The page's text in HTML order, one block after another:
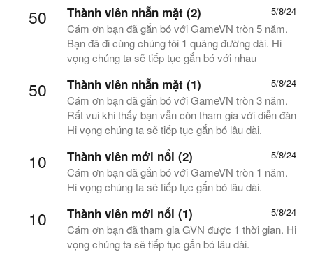
50 5/8/24
Thành viên nhẵn mặt (2)
Cám ơn bạn đã gắn bó với GameVN tròn 5 năm.
Bạn đã đi cùng chúng tôi 1 quãng đường dài. Hi
vọng chúng ta sẽ tiếp tục gắn bó với nhau
50 5/8/24
Thành viên nhẵn mặt (1)
Cám ơn bạn đã gắn bó với GameVN tròn 3 năm.
Rất vui khi thấy bạn vẫn còn tham gia với diễn đàn
Hi vọng chúng ta sẽ tiếp tục gắn bó lâu dài.
10 5/8/24
Thành viên mới nổi (2)
Cám ơn bạn đã gắn bó với GameVN tròn 1 năm.
Hi vọng chúng ta sẽ tiếp tục gắn bó lâu dài.
10 5/8/24
Thành viên mới nổi (1)
Cám ơn bạn đã tham gia GVN được 1 thời gian. Hi
vọng chúng ta sẽ tiếp tục gắn bó lâu dài.